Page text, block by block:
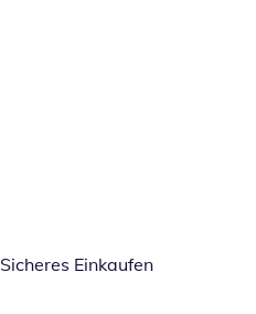
Sicheres Einkaufen